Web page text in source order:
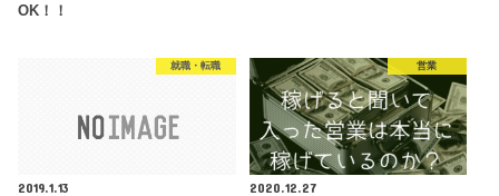
OK！！
就職・転職
2019.1.13
営業
2020.12.27